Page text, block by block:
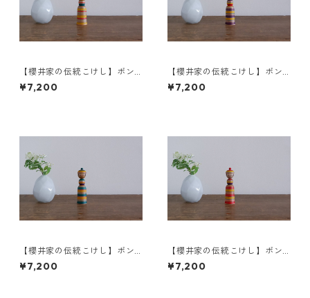
【櫻井家の伝統こけし】ボン
ボンニット帽 8-h〈山桜〉
¥7,200
【櫻井家の伝統こけし】ボン
ボンニット帽 8-g〈山桜〉
¥7,200
【櫻井家の伝統こけし】ボン
ボンニット帽 8-f〈山桜〉
¥7,200
【櫻井家の伝統こけし】ボン
ボンニット帽 8-e〈山桜〉
¥7,200